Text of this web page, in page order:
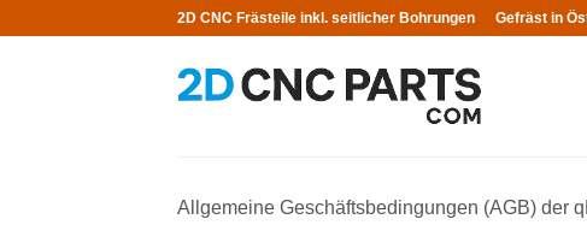
2D CNC Frästeile inkl. seitlicher Bohrungen Gefräst in
Allgemeine Geschäftsbedingungen (AGB) der